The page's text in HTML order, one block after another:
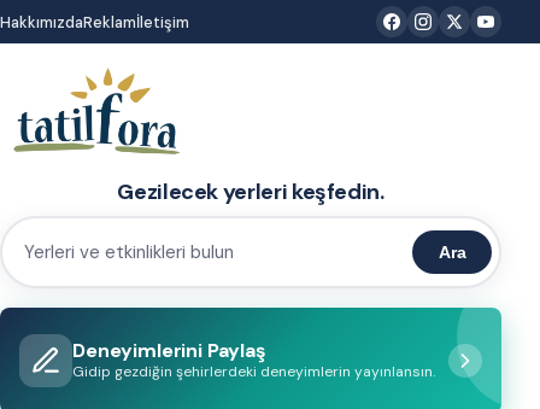
İçeriğe
atla
HakkımızdaReklamİletişim
Gezilecek yerleri keşfedin.
Yerleri
etkinlikleri
bulun
Ara
Deneyimlerini Paylaş
Gidip gezdiğin şehirlerdeki deneyimlerin yayınlansın.